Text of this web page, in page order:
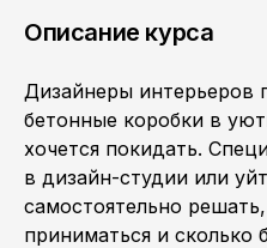
Описание курса
Дизайнеры интерьеров
бетонные коробки в
хочется покидать.
в дизайн-студии или
самостоятельно
приниматься и сколько